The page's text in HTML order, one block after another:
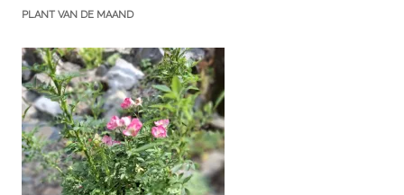
PLANT VAN DE MAAND